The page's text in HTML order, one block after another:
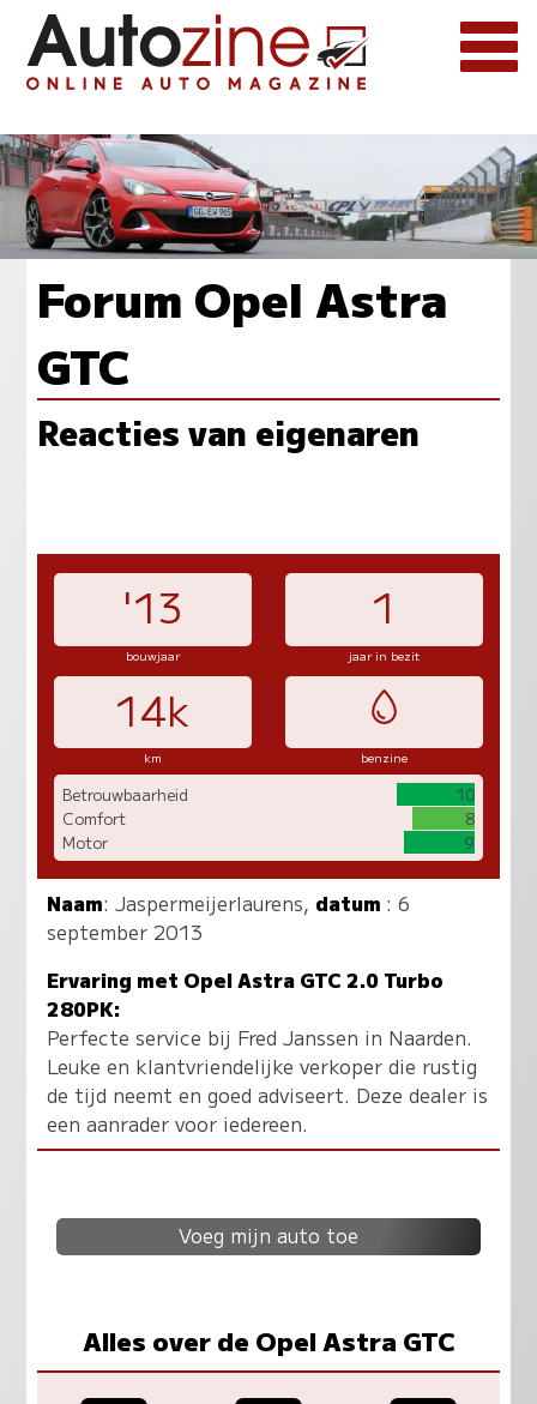
Forum Opel Astra
GTC
Reacties van eigenaren
'13 1
bouwjaar jaar in bezit
14k
km benzine
Betrouwbaarheid
10
Comfort
8
Motor
9
Naam:Jaspermeijerlaurens, datum : 6
september 2013
Ervaring met Opel Astra GTC 2.0 Turbo
280PK:
Perfecte service bij Fred Janssen in Naarden.
Leuke en klantvriendelijke verkoper die rustig
de tijd neemt en goed adviseert. Deze dealer is
een aanrader voor iedereen.
Voeg mijn auto toe
Alles over de Opel Astra GTC